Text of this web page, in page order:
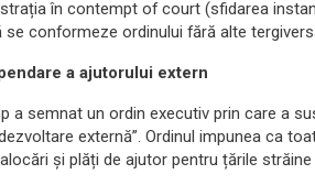
în contempt of court (sfidarea
conformeze ordinului fără alte
a ajutorului extern
a semnat un ordin executiv prin care a
externă”. Ordinul impunea ca
și plăți de ajutor pentru țările